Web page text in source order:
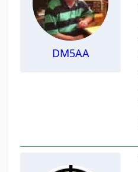
DM5AA